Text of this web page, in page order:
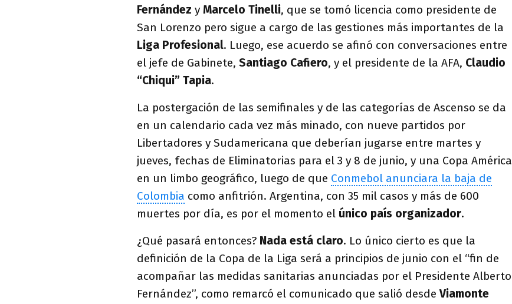
Fernández y Marcelo Tinelli, que se tomó licencia como presidente de
San Lorenzo pero sigue a cargo de las gestiones más importantes de la
Liga Profesional. Luego, ese acuerdo se afinó con conversaciones entre
el jefe de Gabinete, Santiago Cafiero, y el presidente de la AFA, Claudio
“Chiqui” Tapia.
La postergación de las semifinales y de las categorías de Ascenso se da
en un calendario cada vez más minado, con nueve partidos por
Libertadores y Sudamericana que deberían jugarse entre martes y
jueves, fechas de Eliminatorias para el 3 y 8 de junio, y una Copa América
en un limbo geográfico, luego de que Conmebol anunciara la baja de
Colombia como anfitrión. Argentina, con 35 mil casos y más de 600
muertes por día, es por el momento el único país organizador.
¿Qué pasará entonces? Nada está claro. Lo único cierto es que la
definición de la Copa de la Liga será a principios de junio con el “fin de
acompañar las medidas sanitarias anunciadas por el Presidente Alberto
Fernández”, como remarcó el comunicado que salió desdeViamonte